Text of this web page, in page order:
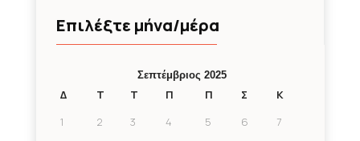
Επιλέξτε μήνα/μέρα
Σεπτέμβριος 2025
Δ Τ Τ Π Π Σ
Κ
1
2 3 4 5 6
7